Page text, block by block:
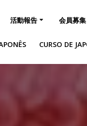
活動報告 会員募集
CURSO DE